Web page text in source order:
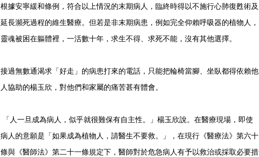
根據安寧緩和條例，符合以上情況的末期病人，臨終時得以不施行心肺復甦術及
延長瀕死過程的維生醫療。但若是非末期病患，例如完全仰賴呼吸器的植物人，
靈魂被困在軀體裡，一活數十年，求生不得、求死不能，沒有其他選擇。
接過無數通渴求「好走」的病患打來的電話，只能把輪椅當腳、坐臥都得依賴他
人協助的楊玉欣，對他們和家屬的痛苦甚有體會。
「人一旦成為病人，似乎就很難保有自主性。」楊玉欣說。在醫療現場，即使
病人的意願是「如果成為植物人，請醫生不要救。」，在現行《醫療法》第六十
條與《醫師法》第二十一條規定下，醫師對於危急病人有予以救治或採取必要措